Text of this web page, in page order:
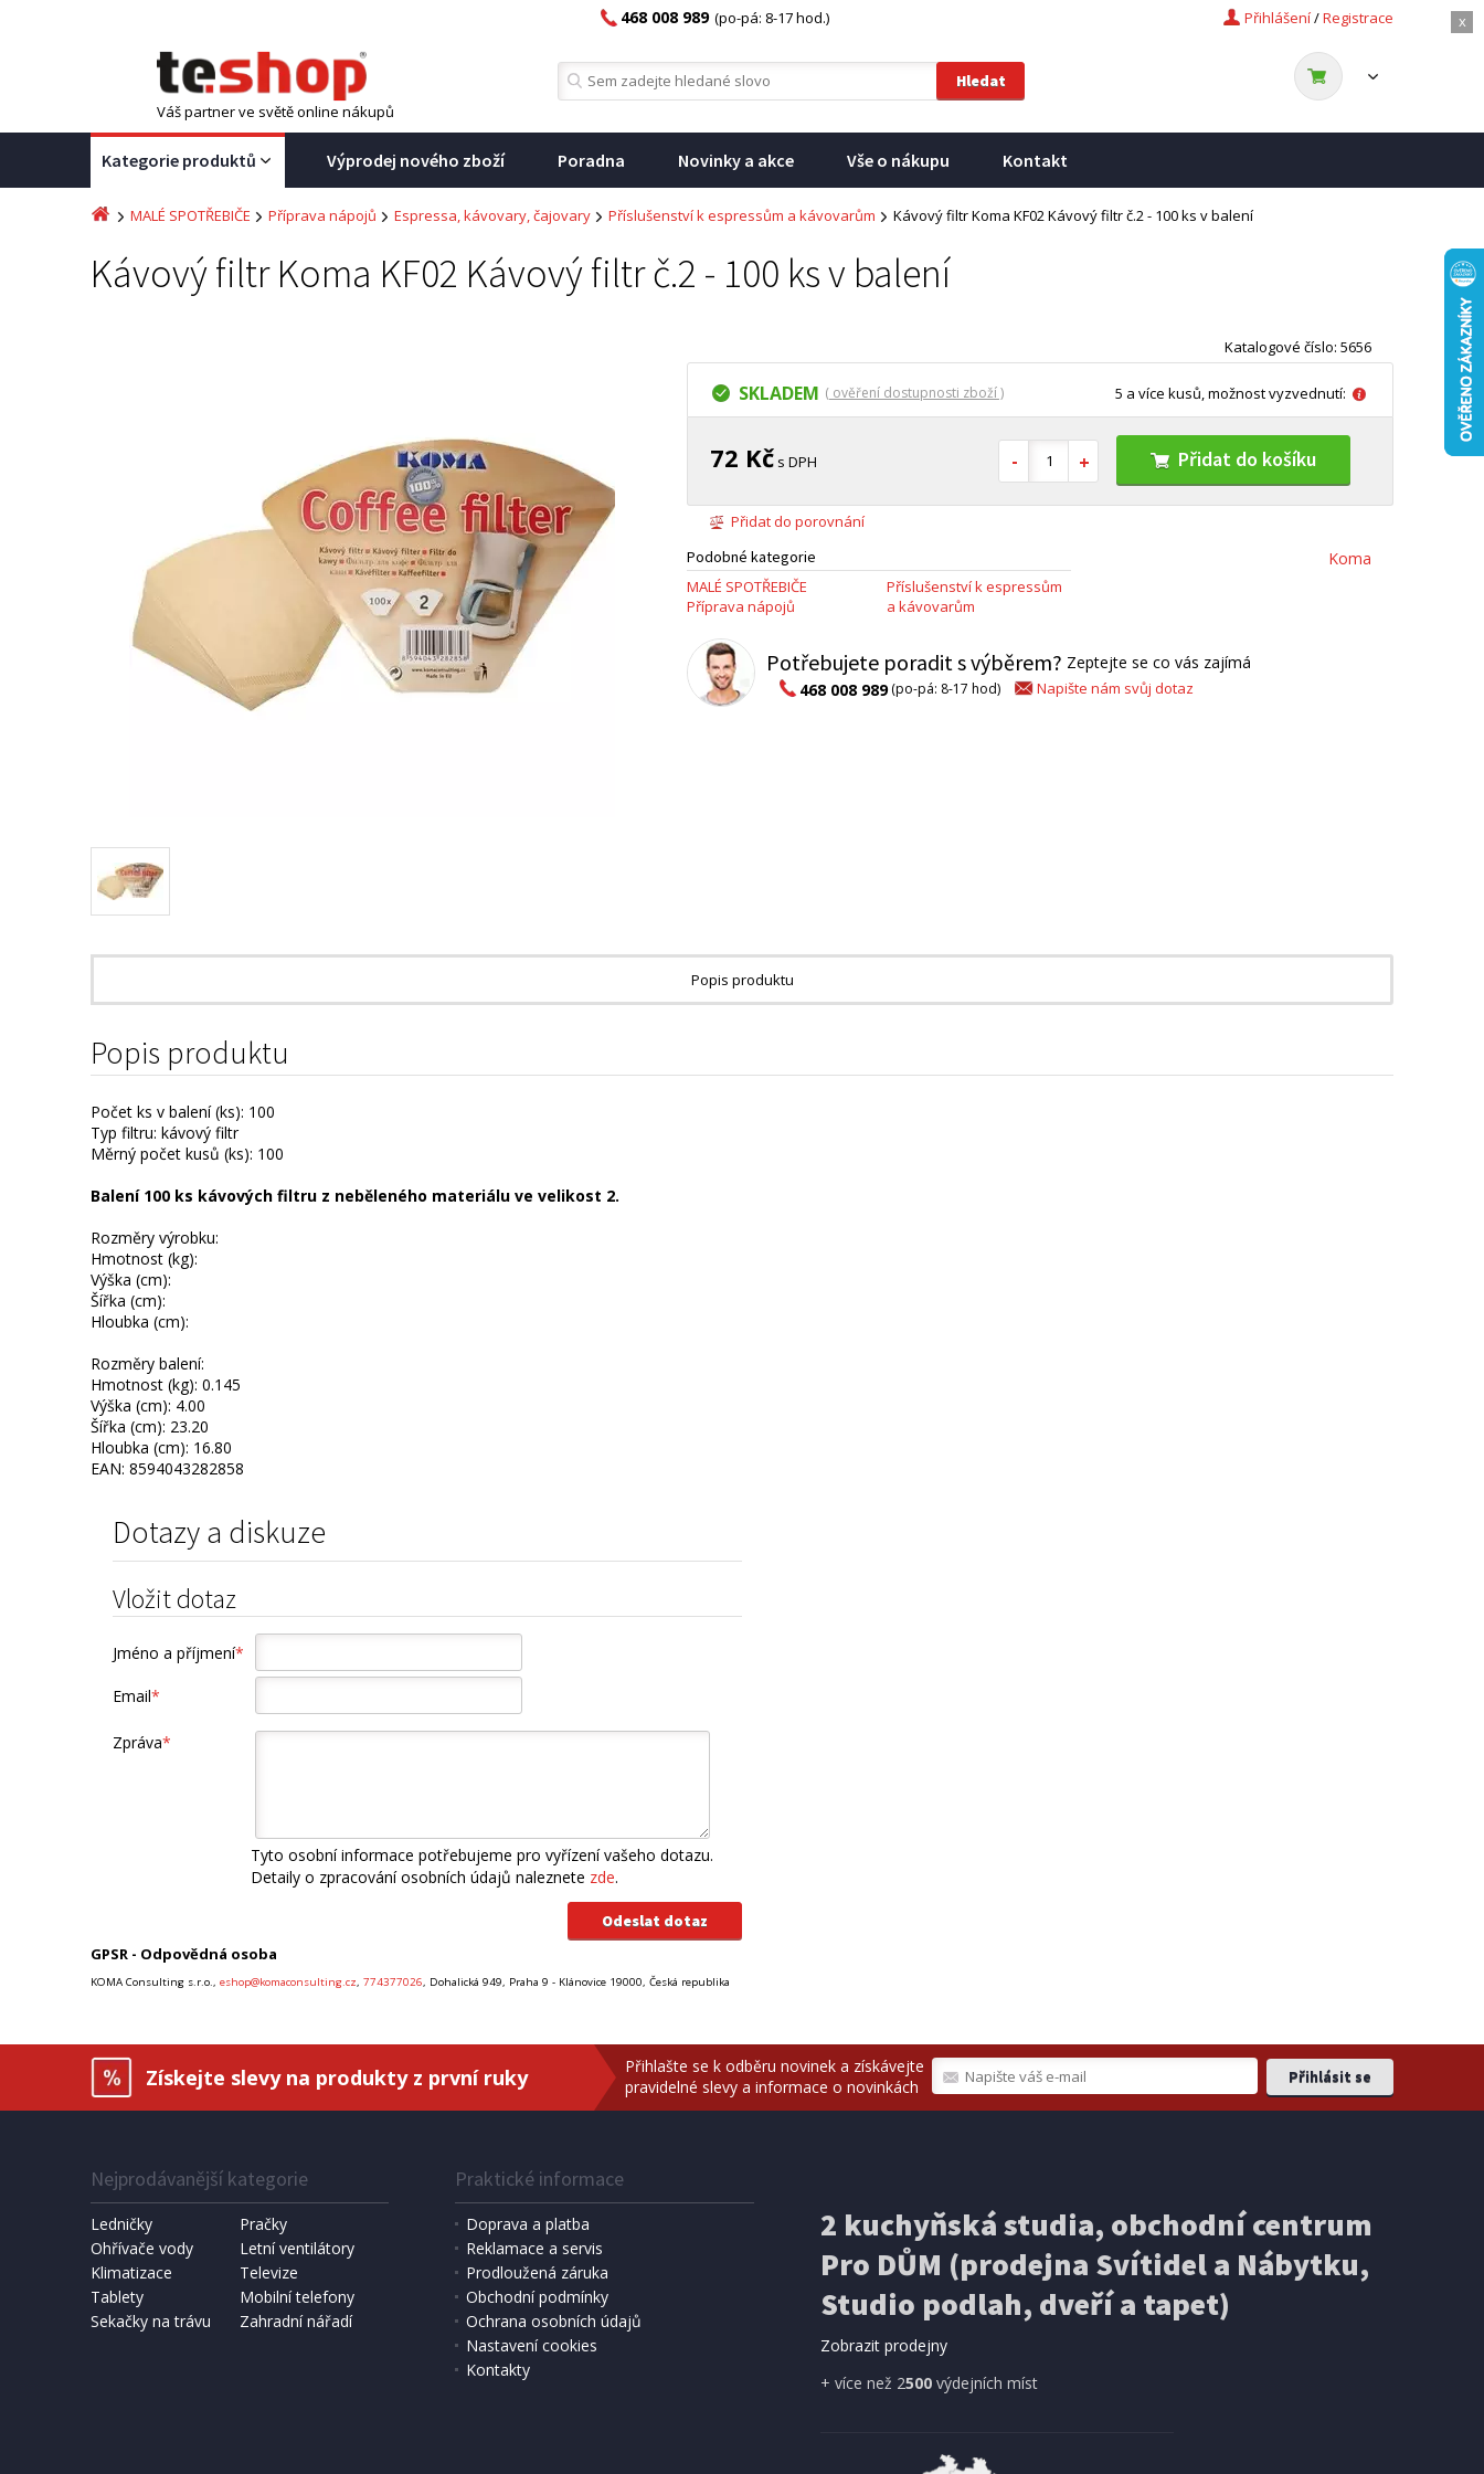
x
Registrace
/
Přihlášení
468 008 989 (po-pá: 8-17 hod.)
Váš partner ve světě online nákupů
Kategorie produktů Výprodej nového zboží Poradna Novinky a akce Vše o nákupu Kontakt
MALÉ SPOTŘEBIČE Příprava nápojů Espressa, kávovary, čajovary Příslušenství k espressům a kávovarům Kávový filtr Koma KF02 Kávový filtr č.2 - 100 ks v balení
Kávový filtr Koma KF02 Kávový filtr č.2 - 100 ks v balení
Katalogové číslo: 5656
SKLADEM ( ověření dostupnosti zboží ) 5 a více kusů, možnost vyzvednutí:
72 Kč s DPH Přidat do košíku
Přidat do porovnání
Podobné kategorie
MALÉ SPOTŘEBIČE
Příprava nápojů
Příslušenství k espressům
a kávovarům
Koma
Potřebujete poradit s výběrem? Zeptejte se co vás zajímá
468 008 989(po-pá: 8-17 hod) Napište nám svůj dotaz
Popis produktu
Popis produktu
Počet ks v balení (ks): 100
Typ filtru: kávový filtr
Měrný počet kusů (ks): 100
Balení 100 ks kávových filtru z neběleného materiálu ve velikost 2.
Rozměry výrobku:
Hmotnost (kg):
Výška (cm):
Šířka (cm):
Hloubka (cm):
Rozměry balení:
Hmotnost (kg): 0.145
Výška (cm): 4.00
Šířka (cm): 23.20
Hloubka (cm): 16.80
EAN: 8594043282858
Dotazy a diskuze
Vložit dotaz
Jméno a příjmení*
Email*
Zpráva*
Tyto osobní informace potřebujeme pro vyřízení vašeho dotazu.
Detaily o zpracování osobních údajů naleznete zde.
GPSR - Odpovědná osoba
KOMA Consulting s.r.o., eshop@komaconsulting.cz, 774377026, Dohalická 949, Praha 9 - Klánovice 19000, Česká republika
Získejte slevy na produkty z první ruky
Přihlašte se k odběru novinek a získávejte
pravidelné slevy a informace o novinkách
Nejprodávanější kategorie
Ledničky
Pračky
Ohřívače vody
Letní ventilátory
Klimatizace
Televize
Tablety
Mobilní telefony
Sekačky na trávu
Zahradní nářadí
Praktické informace
Doprava a platba
Reklamace a servis
Prodloužená záruka
Obchodní podmínky
Ochrana osobních údajů
Nastavení cookies
Kontakty
2 kuchyňská studia, obchodní centrum
Pro DŮM (prodejna Svítidel a Nábytku,
Studio podlah, dveří a tapet)
Zobrazit prodejny
+ více než 2500výdejních míst